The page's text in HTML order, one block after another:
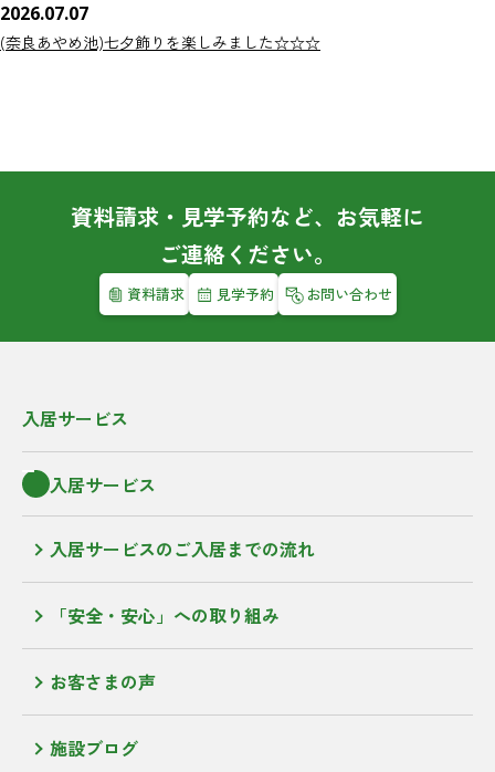
2026.07.07
(奈良あやめ池)七夕飾りを楽しみました☆☆☆
資料請求・見学予約など、お気軽に
ご連絡ください。
資料請求 見学予約 お問い合わせ
入居サービス
入居サービス
入居サービスのご入居までの流れ
「安全・安心」への取り組み
お客さまの声
施設ブログ